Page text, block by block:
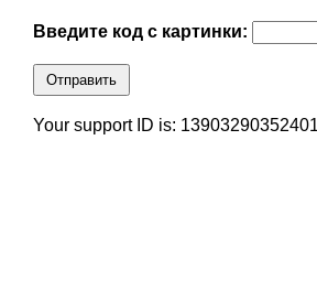
Введите код с картинки:
Отправить
Your support ID is: